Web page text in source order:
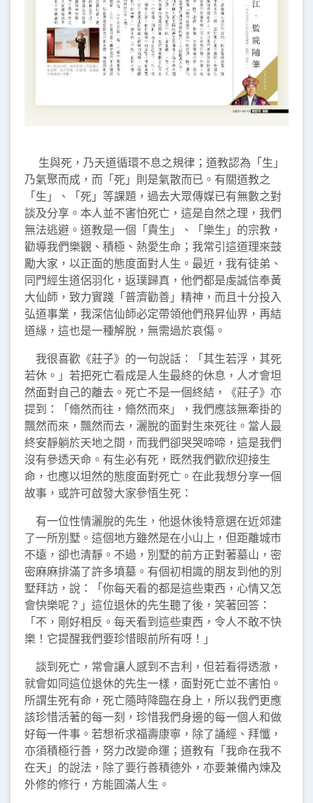
生與死，乃天道循環不息之規律；道教認為「生」
乃氣聚而成，而「死」則是氣散而已。有關道教之
「生」、「死」等課題，過去大眾傳媒已有無數之對
談及分享。本人並不害怕死亡，這是自然之理，我們
無法逃避。道教是一個「貴生」、「樂生」的宗教，
勸導我們樂觀、積極、熱愛生命；我常引這道理來鼓
勵大家，以正面的態度面對人生。最近，我有徒弟、
同門經生道侶羽化，返璞歸真，他們都是虔誠信奉黃
大仙師，致力實踐「普濟勸善」精神，而且十分投入
弘道事業，我深信仙師必定帶領他們飛昇仙界，再結
道緣，這也是一種解脫，無需過於哀傷。
我很喜歡《莊子》的一句說話：「其生若浮，其死
若休。」若把死亡看成是人生最終的休息，人才會坦
然面對自己的離去。死亡不是一個終結，《莊子》亦
提到：「翛然而往，翛然而來」，我們應該無牽掛的
飄然而來，飄然而去，灑脫的面對生來死往。當人最
終安靜躺於天地之間，而我們卻哭哭啼啼，這是我們
沒有參透天命。有生必有死，既然我們歡欣迎接生
命，也應以坦然的態度面對死亡。在此我想分享一個
故事，或許可啟發大家參悟生死：
有一位性情灑脫的先生，他退休後特意選在近郊建
了一所別墅。這個地方雖然是在小山上，但距離城市
不遠，卻也清靜。不過，別墅的前方正對著墓山，密
密麻麻排滿了許多墳墓。有個初相識的朋友到他的別
墅拜訪，說：「你每天看的都是這些東西，心情又怎
會快樂呢？」這位退休的先生聽了後，笑著回答：
「不，剛好相反。每天看到這些東西，令人不敢不快
樂！它提醒我們要珍惜眼前所有呀！」
談到死亡，常會讓人感到不吉利，但若看得透澈，
就會如同這位退休的先生一樣，面對死亡並不害怕。
所謂生死有命，死亡隨時降臨在身上，所以我們更應
該珍惜活著的每一刻，珍惜我們身邊的每一個人和做
好每一件事。若想祈求福壽康寧，除了誦經、拜懺，
亦須積極行善，努力改變命運；道教有「我命在我不
在天」的說法，除了要行善積德外，亦要兼備內煉及
外修的修行，方能圓滿人生。